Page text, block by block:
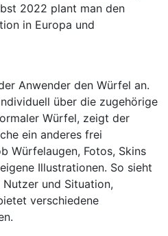
2022 plant man den
in Europa und
Anwender den Würfel an.
über die zugehörige
Würfel, zeigt der
ein anderes frei
Würfelaugen, Fotos, Skins
Illustrationen. So sieht
und Situation,
verschiedene